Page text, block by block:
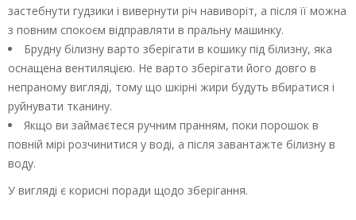
застебнути гудзики і вивернути річ навиворіт, а після її можна
з повним спокоєм відправляти в пральну машинку.
Брудну білизну варто зберігати в кошику під білизну, яка
оснащена вентиляцією. Не варто зберігати його довго в
непраному вигляді, тому що шкірні жири будуть вбиратися і
руйнувати тканину.
Якщо ви займаєтеся ручним пранням, поки порошок в
повній мірі розчинитися у воді, а після завантажте білизну в
воду.
У вигляді є корисні поради щодо зберігання.